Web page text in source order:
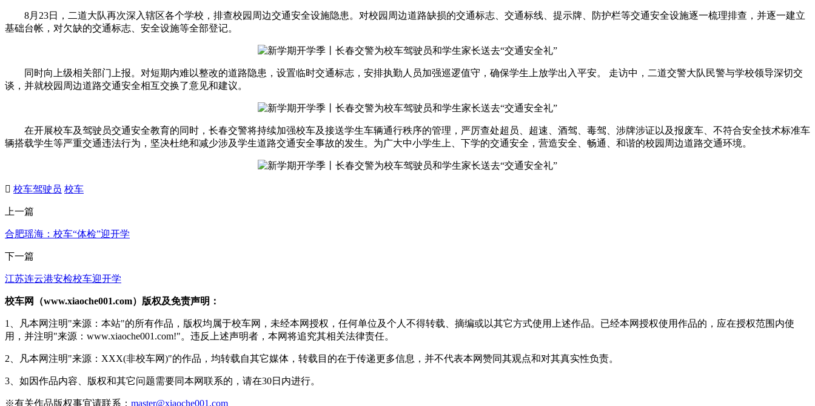
8月23日，二道大队再次深入辖区各个学校，排查校园周边交通安全设施隐患。对校园周边道路缺损的交通标志、交通标线、提示牌、防护栏等交通安全设施逐一梳理排查，并逐一建立
基础台帐，对欠缺的交通标志、安全设施等全部登记。
同时向上级相关部门上报。对短期内难以整改的道路隐患，设置临时交通标志，安排执勤人员加强巡逻值守，确保学生上放学出入平安。 走访中，二道交警大队民警与学校领导深切交
谈，并就校园周边道路交通安全相互交换了意见和建议。
在开展校车及驾驶员交通安全教育的同时，长春交警将持续加强校车及接送学生车辆通行秩序的管理，严厉查处超员、超速、酒驾、毒驾、涉牌涉证以及报废车、不符合安全技术标准车
辆搭载学生等严重交通违法行为，坚决杜绝和减少涉及学生道路交通安全事故的发生。为广大中小学生上、下学的交通安全，营造安全、畅通、和谐的校园周边道路交通环境。
 校车驾驶员 校车
上一篇
合肥瑶海：校车“体检”迎开学
下一篇
江苏连云港安检校车迎开学
校车网（www.xiaoche001.com）版权及免责声明：
1、凡本网注明"来源：本站"的所有作品，版权均属于校车网，未经本网授权，任何单位及个人不得转载、摘编或以其它方式使用上述作品。已经本网授权使用作品的，应在授权范围内使
用，并注明"来源：www.xiaoche001.com!"。违反上述声明者，本网将追究其相关法律责任。
2、凡本网注明"来源：XXX(非校车网)"的作品，均转载自其它媒体，转载目的在于传递更多信息，并不代表本网赞同其观点和对其真实性负责。
3、如因作品内容、版权和其它问题需要同本网联系的，请在30日内进行。
※有关作品版权事宜请联系： master@xiaoche001.com